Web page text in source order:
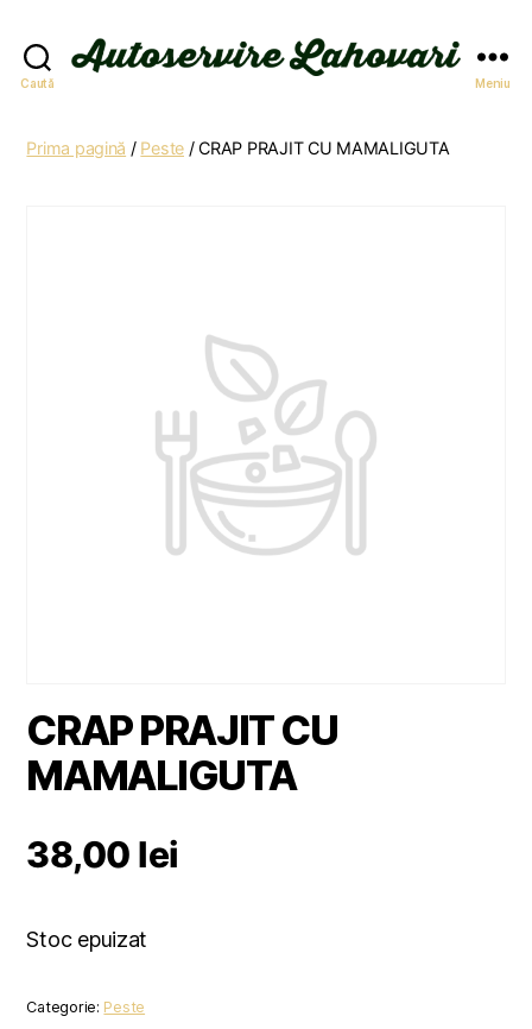
Caută Meniu
Prima pagină / Peste / CRAP PRAJIT CU MAMALIGUTA
CRAP PRAJIT CU
MAMALIGUTA
38,00 lei
Stoc epuizat
Categorie: Peste